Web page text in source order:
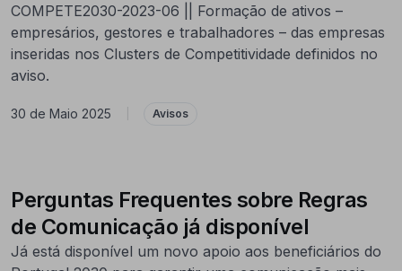
COMPETE2030-2023-06 || Formação de ativos –
empresários, gestores e trabalhadores – das empresas
inseridas nos Clusters de Competitividade definidos no
aviso.
30 de Maio 2025 Avisos
Perguntas Frequentes sobre Regras
de Comunicação já disponível
Já está disponível um novo apoio aos beneficiários do